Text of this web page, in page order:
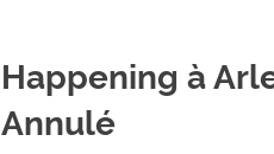
Happening à
Annulé